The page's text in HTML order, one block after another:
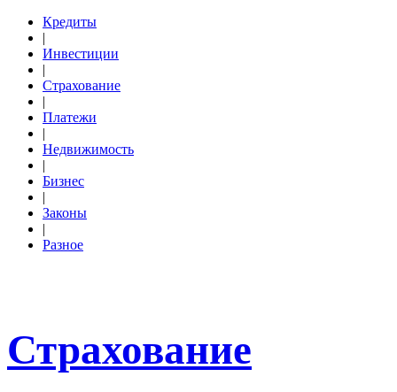
Кредиты
|
Инвестиции
|
Страхование
|
Платежи
|
Недвижимость
|
Бизнес
|
Законы
|
Разное
Страхование